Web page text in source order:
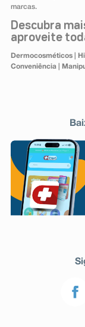
marcas.
Descubra
aproveite
Dermocosméticos|
Conveniência|